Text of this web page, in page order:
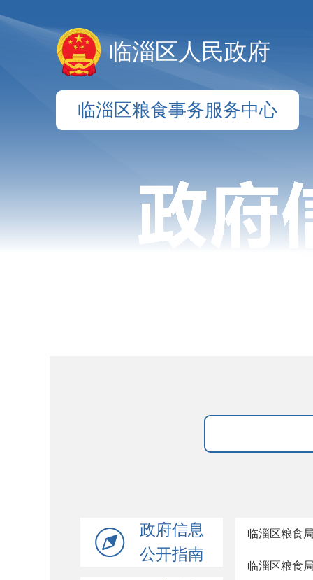
临淄区人民政府
临淄区粮食事务服务中心
政府信息
公开指南
临淄区粮食
临淄区粮食